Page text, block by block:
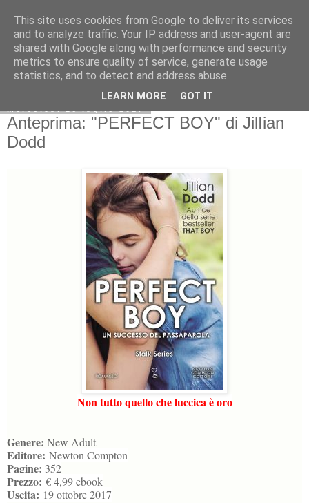
mercoledì 26 luglio 2017
Anteprima: "PERFECT BOY" di JilIian
Dodd
Non tutto quello che luccica è oro
Genere: New Adult
Editore: Newton Compton
Pagine: 352
Prezzo: € 4,99 ebook
Uscita: 19 ottobre 2017
This site uses cookies from Google to deliver its services
and to analyze traffic. Your IP address and user-agent are
shared with Google along with performance and security
metrics to ensure quality of service, generate usage
statistics, and to detect and address abuse.
LEARN MORE GOT IT